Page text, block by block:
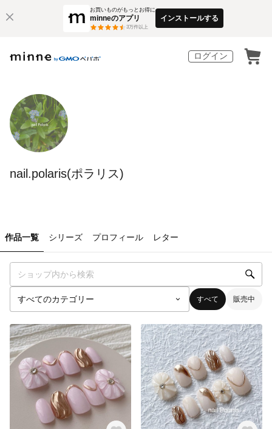
お買いものがもっとお得に
minneのアプリ
3万件以上
インストールする
ログイン
nail.polaris(ポラリス)
作品一覧 シリーズ プロフィール レター
すべて 販売中